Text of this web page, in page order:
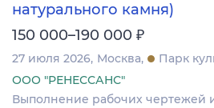
натурального камня)
150 000–190 000 ₽
27 июля 2026 Москва
Парк
ООО "РЕНЕССАНС"
Выполнение рабочих чертежей